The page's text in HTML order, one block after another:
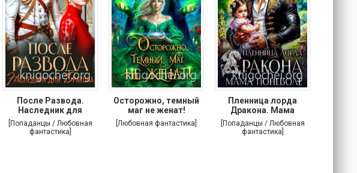
После Развода.
Наследник для
дракона
[Попаданцы / Любовная
фантастика]
Осторожно, темный
маг не женат!
[Любовная фантастика]
Пленница лорда
Дракона. Мама
поневоле
[Попаданцы / Любовная
фантастика]